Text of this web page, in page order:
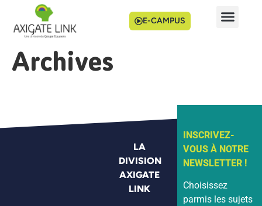
E-CAMPUS
Archives
LA
DIVISION
AXIGATE
LINK
INSCRIVEZ-
VOUS À NOTRE
NEWSLETTER !
Choisissez
parmis les sujets